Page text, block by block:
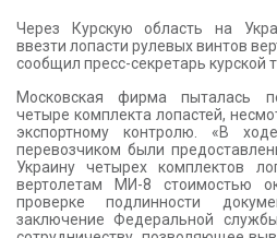
Через Курскую область на
ввезти лопасти рулевых винтов
сообщил пресс-секретарь курской
Московская фирма пыталась
четыре комплекта лопастей,
экспортному контролю. «В
перевозчиком были
Украину четырех комплектов
вертолетам МИ-8 стоимостью
проверке подлинности
заключение Федеральной